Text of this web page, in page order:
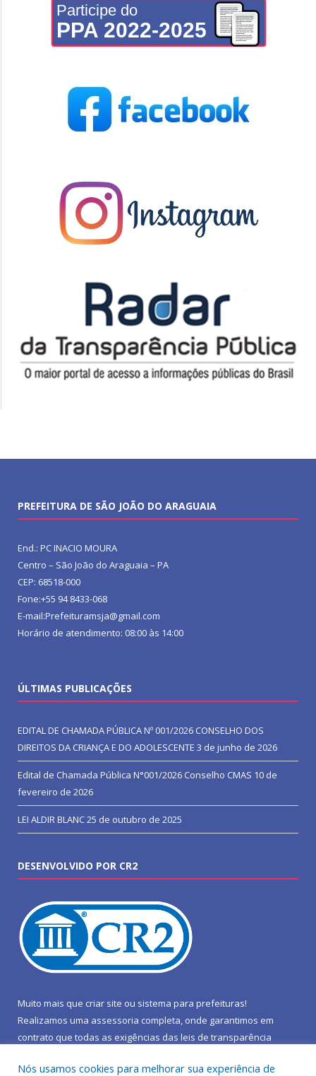
Participe do
PPA 2022-2025
PREFEITURA DE SÃO JOÃO DO ARAGUAIA
End.: PC INACIO MOURA
Centro – São João do Araguaia – PA
CEP: 68518-000
Fone:+55 94 8433-068
E-mail:Prefeituramsja@gmail.com
Horário de atendimento: 08:00 às 14:00
ÚLTIMAS PUBLICAÇÕES
EDITAL DE CHAMADA PÚBLICA Nº 001/2026 CONSELHO DOS
DIREITOS DA CRIANÇA E DO ADOLESCENTE 3 de junho de 2026
Edital de Chamada Pública N°001/2026 Conselho CMAS 10 de
fevereiro de 2026
LEI ALDIR BLANC25 de outubro de 2025
DESENVOLVIDO POR CR2
Muito mais que criar site ou sistema para prefeituras!
Realizamos uma assessoria completa, onde garantimos em
contrato que todas as exigências das leis de transparência
Nós usamos cookies para melhorar sua experiência de